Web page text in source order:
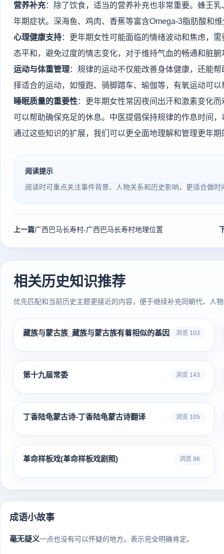
营养补充：除了饮食，适当的营养补充也非常重要。蜂王
年期症状。深海鱼、鸡肉、香蕉等富含Omega-3脂肪酸和
心理健康支持：更年期女性可能面临的情绪波动和焦虑，
态平和，避免过度的情志变化，对于维持气血的畅通和脏
运动与体重管理：规律的运动不仅能改善身体健康，还能
择适合的运动，如慢跑、骑脚踏车、瑜伽等，有氧运动可
睡眠质量的重要性：更年期女性常因夜间出汗和激素变化
可以帮助确保充足的休息。中医提倡保持规律的作息时间
通过这些知识的扩展，我们可以更全面地理解和管理更年
阅读提示
阅读时可重点关注事件背景、人物关系和历史影响，更适合做时
上一篇广西巴马长寿村-广西巴马长寿村地理位置
相关历史知识推荐
优先匹配和当前历史主题更接近的内容，便于继续补充同朝代、人
藏族与蒙古族_藏族与蒙古族有着相似的基因 浏览 103
第十九届常委 浏览 143
丁香陆龟蒙古诗-丁香陆龟蒙古诗翻译 浏览 105
革命样板戏(革命样板戏剧照) 浏览 96
成语小故事
毫无疑义一点也没有可以怀疑的地方。表示完全明确肯定。